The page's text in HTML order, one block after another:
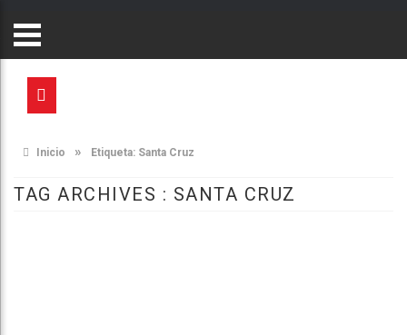
Inicio » Etiqueta: Santa Cruz
TAG ARCHIVES : SANTA CRUZ